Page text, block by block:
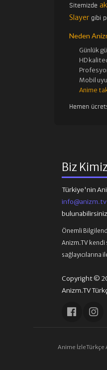
Sitemizde
Slayergibi
Neden
Günlük
HD
Mobil
Anime
Hemen
Biz
Türkiye'nin
info@anizm.tv
Önemli
Anizm.TV kendi
sağlayıcılarına
Copyright ©
Anizm.TV
Anime İzleTürkçe